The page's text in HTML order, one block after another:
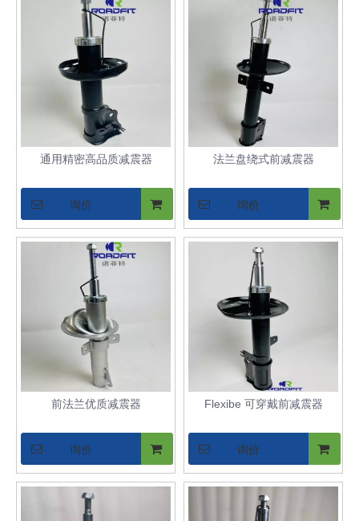
通用精密高品质减震器
询价
法兰盘绕式前减震器
询价
前法兰优质减震器
询价
Flexibe 可穿戴前减震器
询价